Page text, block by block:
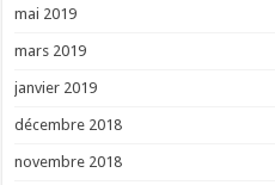
mai 2019
mars 2019
janvier 2019
décembre 2018
novembre 2018